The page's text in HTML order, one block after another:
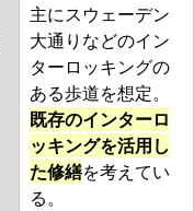
主にスウェーデン
大通りなどのイン
ターロッキングの
ある歩道を想定。
既存のインターロ
ッキングを活用し
た修繕を考えてい
る。